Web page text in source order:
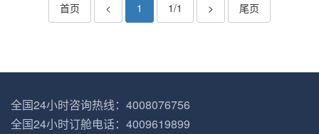
首页 < 1 1/1 > 尾页
全国24小时咨询热线：4008076756
全国24小时订舱电话：4009619899